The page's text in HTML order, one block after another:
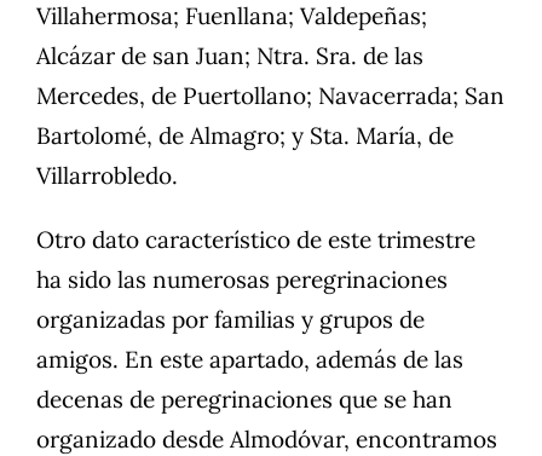
Villahermosa; Fuenllana; Valdepeñas;
Alcázar de san Juan; Ntra. Sra. de las
Mercedes, de Puertollano; Navacerrada; San
Bartolomé, de Almagro; y Sta. María, de
Villarrobledo.
Otro dato característico de este trimestre
ha sido las numerosas peregrinaciones
organizadas por familias y grupos de
amigos. En este apartado, además de las
decenas de peregrinaciones que se han
organizado desde Almodóvar, encontramos